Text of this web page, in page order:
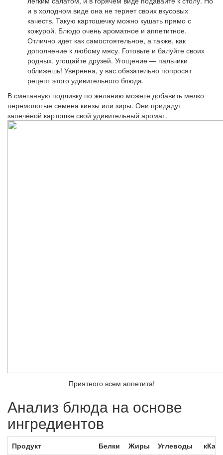
и в холодном виде она не теряет своих вкусовых
качеств. Такую картошечку можно кушать прямо с
кожурой. Блюдо очень ароматное и аппетитное.
Отлично идет как самостоятельное, а также, как
дополнение к любому мясу. Готовьте и балуйте своих
родных, угощайте друзей. Угощение — пальчики
оближешь! Уверенна, у вас обязательно попросят
рецепт этого удивительного блюда.
В сметанную подливку по желанию можете добавить мелко
перемолотые семена кинзы или зиры. Они придадут
запечёной картошке свой удивительный аромат.
Приятного всем аппетита!
Анализ блюда на основе
ингредиентов
Продукт Белки Жиры Углеводы
кКал